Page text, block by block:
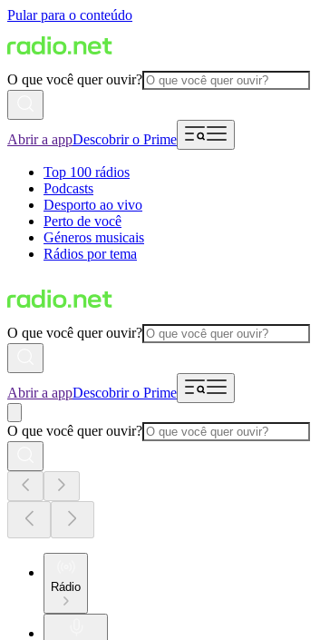
Pular para o conteúdo
O que você quer ouvir?
Abrir a appDescobrir o Prime
Top 100 rádios
Podcasts
Desporto ao vivo
Perto de você
Géneros musicais
Rádios por tema
O que você quer ouvir?
Abrir a appDescobrir o Prime
O que você quer ouvir?
Rádio